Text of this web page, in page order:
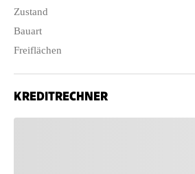
Zustand
Bauart
Freiflächen
KREDITRECHNER